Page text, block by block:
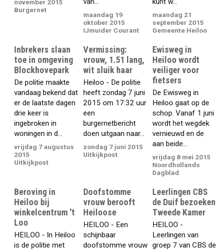
november 2015
Burgernet
maandag 19
oktober 2015
IJmuider Courant
maandag 21
september 2015
Gemeente Heiloo
Inbrekers slaan
toe in omgeving
Blockhovepark
De politie maakte
vandaag bekend dat
er de laatste dagen
drie keer is
ingebroken in
woningen in d...
vrijdag 7 augustus
2015
Uitkijkpost
Vermissing:
vrouw, 1.51 lang,
wit sluik haar
Heiloo - De politie
heeft zondag 7 juni
2015 om 17:32 uur
een
burgernetbericht
doen uitgaan naar...
zondag 7 juni 2015
Uitkijkpost
Ewisweg in
Heiloo wordt
veiliger voor
fietsers
De Ewisweg in
Heiloo gaat op de
schop. Vanaf 1 juni
wordt het wegdek
vernieuwd en de
aan beide...
vrijdag 8 mei 2015
Noordhollands
Dagblad
Beroving in
Heiloo bij
winkelcentrum 't
Loo
HEILOO - In Heiloo
is de politie met
Doofstomme
vrouw berooft
Heiloose
HEILOO - Een
schijnbaar
doofstomme vrouw
Leerlingen CBS
de Duif bezoeken
Tweede Kamer
HEILOO -
Leerlingen van
groep 7 van CBS de